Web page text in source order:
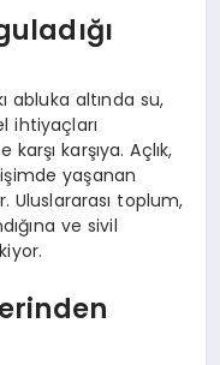
abluka altında su,
ihtiyaçları
karşıya. Açlık,
yaşanan
Uluslararası toplum,
ve sivil